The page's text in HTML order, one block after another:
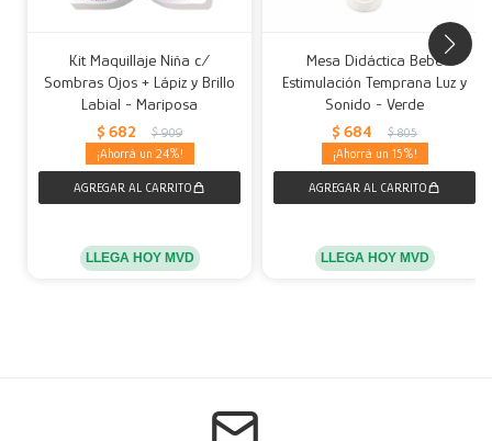
Kit Maquillaje Niña c/
Sombras Ojos + Lápiz y Brillo
Labial - Mariposa
$ 682 $ 909
24
LLEGA HOY MVD
Mesa Didáctica Bebé
Estimulación Temprana Luz y
Sonido - Verde
$ 684 $ 805
15
LLEGA HOY MVD